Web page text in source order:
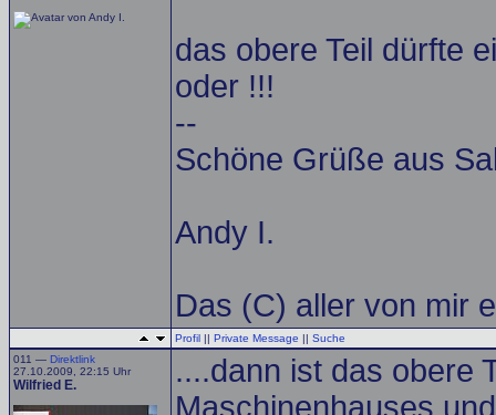
das obere Teil dürfte
oder !!!
--
Schöne Grüße aus
Andy I.
Das (C) aller von mir
Profil || Private Message || Suche
011 — Direktlink
27.10.2009, 22:15 Uhr
Wilfried E.
....dann ist das obere
Maschinenhauses